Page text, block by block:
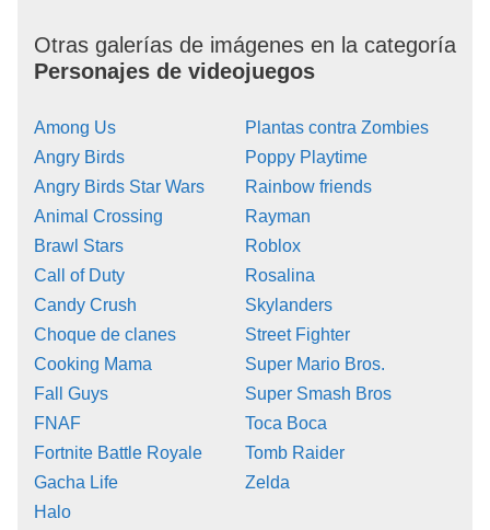
Otras galerías de imágenes en la categoría
Personajes de videojuegos
Among Us
Angry Birds
Angry Birds Star Wars
Animal Crossing
Brawl Stars
Call of Duty
Candy Crush
Choque de clanes
Cooking Mama
Fall Guys
FNAF
Fortnite Battle Royale
Gacha Life
Halo
Plantas contra Zombies
Poppy Playtime
Rainbow friends
Rayman
Roblox
Rosalina
Skylanders
Street Fighter
Super Mario Bros.
Super Smash Bros
Toca Boca
Tomb Raider
Zelda